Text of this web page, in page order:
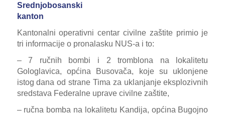
Srednjobosanski
kanton
Kantonalni operativni centar civilne zaštite primio je
tri informacije o pronalasku NUS-a i to:
– 7 ručnih bombi i 2 tromblona na lokalitetu
Gologlavica, općina Busovača, koje su uklonjene
istog dana od strane Tima za uklanjanje eksplozivnih
sredstava Federalne uprave civilne zaštite,
– ručna bomba na lokalitetu Kandija, općina Bugojno